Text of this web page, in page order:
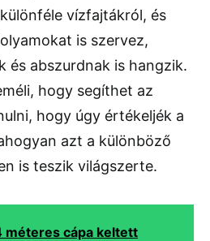
vízfajtákról, és
is szervez,
és abszurdnak is hangzik.
hogy segíthet az
hogy úgy értékeljék a
azt a különböző
is teszik világszerte.
méteres cápa keltett